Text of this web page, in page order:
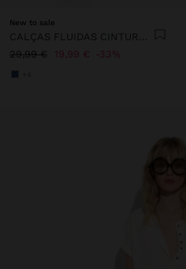
New to sale
29,99 €
19,99 € 33%